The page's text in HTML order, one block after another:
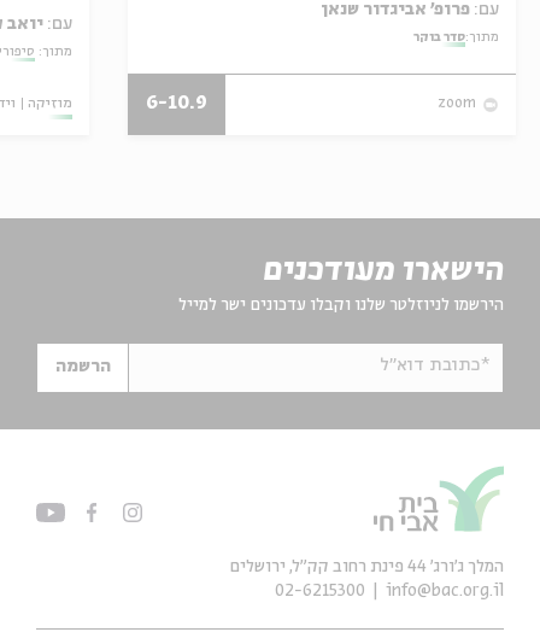
עם:
מתוך:סדר בוקר
zoom
6-10.9
עם: יואב
מתוך:
מוזיקה
הישארו מעודכנים
הירשמו לניוזלטר שלנו וקבלו עדכונים ישר למייל
*כתובת דוא"ל הרשמה
המלך ג'ורג' 44 פינת רחוב קק״ל, ירושלים
info@bac.org.il
02-6215300